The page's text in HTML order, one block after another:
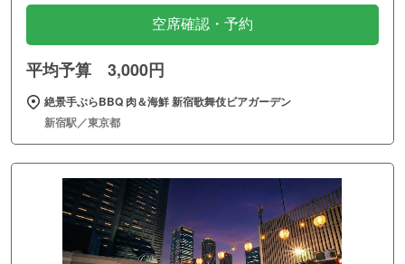
空席確認・予約
平均予算 3,000円
絶景手ぶらBBQ 肉＆海鮮 新宿歌舞伎ビアガーデン
新宿駅／東京都